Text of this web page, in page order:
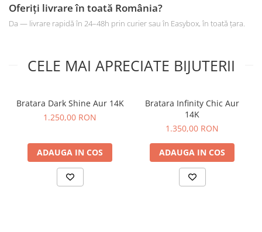
Oferiți livrare în toată România?
Da — livrare rapidă în 24–48h prin curier sau în Easybox, în toată țara.
CELE MAI APRECIATE BIJUTERII
Bratara Dark Shine Aur 14K
1.250,00 RON
ADAUGA IN COS
Bratara Infinity Chic Aur
14K
1.350,00 RON
ADAUGA IN COS